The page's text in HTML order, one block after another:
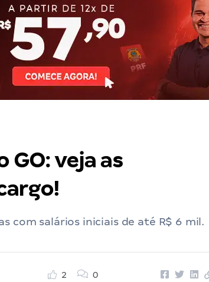
GO: veja as
com salários iniciais de até R$ 6 mil.
2 0